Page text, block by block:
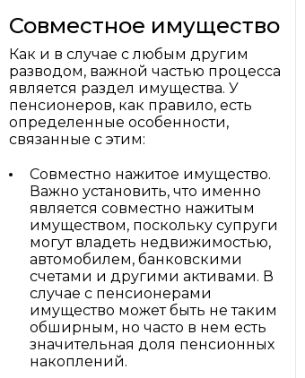
Совместное имущество
Как и в случае с любым другим
разводом, важной частью процесса
является раздел имущества. У
пенсионеров, как правило, есть
определенные особенности,
связанные с этим:
Совместно нажитое имущество.
Важно установить, что именно
является совместно нажитым
имуществом, поскольку супруги
могут владеть недвижимостью,
автомобилем, банковскими
счетами и другими активами. В
случае с пенсионерами
имущество может быть не таким
обширным, но часто в нем есть
значительная доля пенсионных
накоплений.